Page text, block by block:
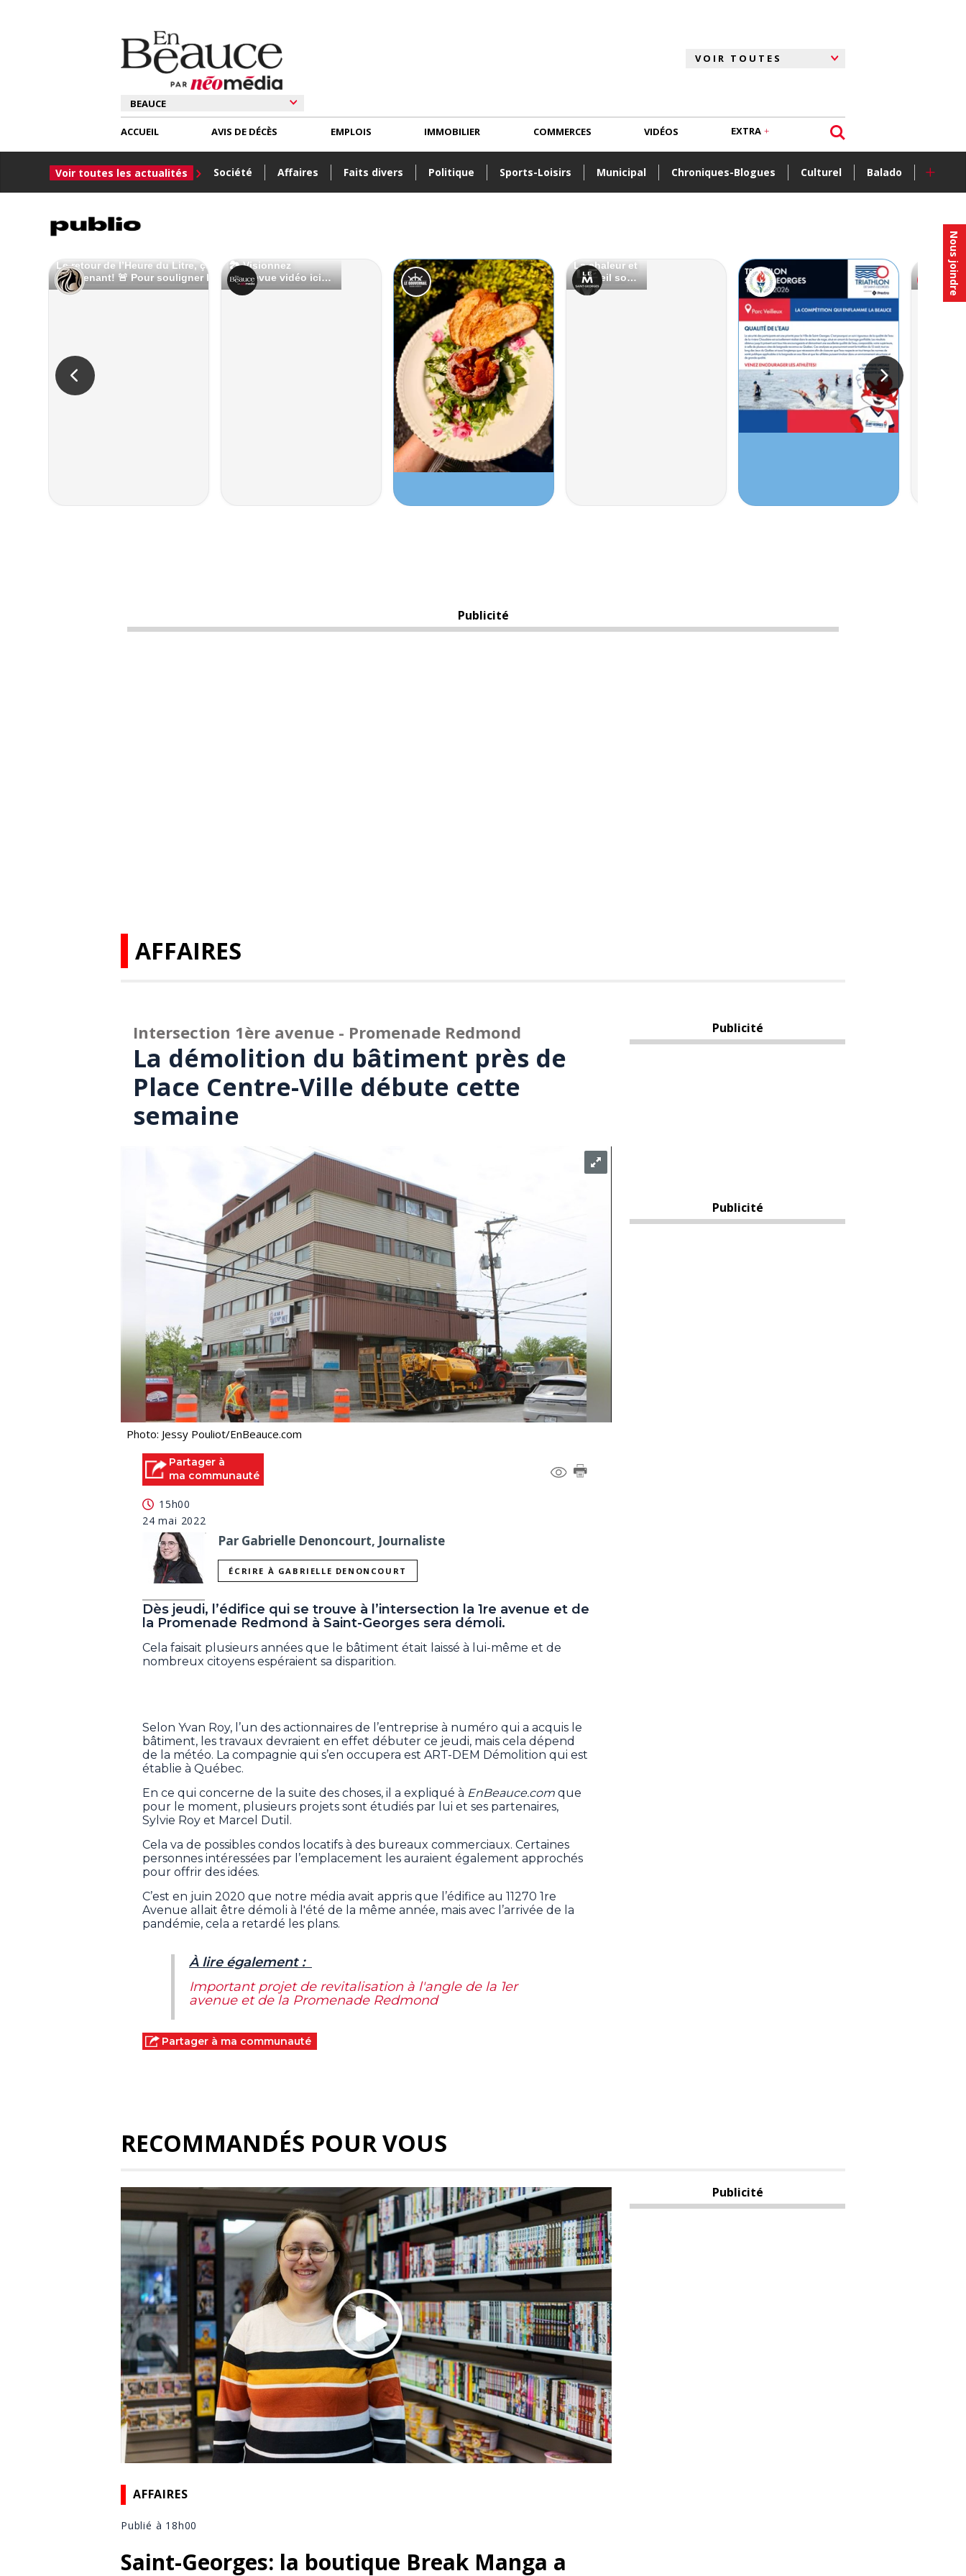
Nous joindre
ACCUEIL
Voir toutes les actualités Société Affaires Faits divers Politique Sports-Loisirs Municipal Chroniques-Blogues Culturel Balado +
AVIS DE DÉCÈS EMPLOIS IMMOBILIER COMMERCES VIDÉOS EXTRA
Publicité
AFFAIRES
Intersection 1ère avenue - Promenade Redmond
La démolition du bâtiment près de
Place Centre-Ville débute cette
semaine
Photo: Jessy Pouliot/EnBeauce.com
Partager à
ma communauté
15h00
24 mai 2022
Par Gabrielle Denoncourt, Journaliste
ÉCRIRE À GABRIELLE DENONCOURT
Dès jeudi, l’édifice qui se trouve à l’intersection la 1re avenue et de
la Promenade Redmond à Saint-Georges sera démoli.
Cela faisait plusieurs années que le bâtiment était laissé à lui-même et de
nombreux citoyens espéraient sa disparition.
Selon Yvan Roy, l’un des actionnaires de l’entreprise à numéro qui a acquis le
bâtiment, les travaux devraient en effet débuter ce jeudi, mais cela dépend
de la météo. La compagnie qui s’en occupera est ART-DEM Démolition qui est
établie à Québec.
En ce qui concerne de la suite des choses, il a expliqué à EnBeauce.com que
pour le moment, plusieurs projets sont étudiés par lui et ses partenaires,
Sylvie Roy et Marcel Dutil.
Cela va de possibles condos locatifs à des bureaux commerciaux. Certaines
personnes intéressées par l’emplacement les auraient également approchés
pour offrir des idées.
C’est en juin 2020 que notre média avait appris que l’édifice au 11270 1re
Avenue allait être démoli à l'été de la même année, mais avec l’arrivée de la
pandémie, cela a retardé les plans.
À lire également :
Important projet de revitalisation à l'angle de la 1er
avenue et de la Promenade Redmond
Partager à ma communauté
Publicité
Publicité
RECOMMANDÉS POUR VOUS
AFFAIRES
Publié à 18h00
Saint-Georges: la boutique Break Manga a
Publicité